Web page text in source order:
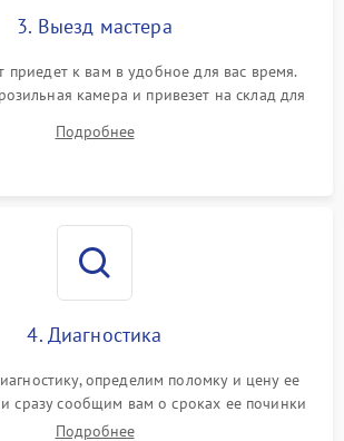
3. Выезд мастера
приедет к вам в удобное для вас время.
камера и привезет на склад для
Подробнее
4. Диагностика
определим поломку и цену ее
и сразу сообщим вам о сроках ее починки
Подробнее